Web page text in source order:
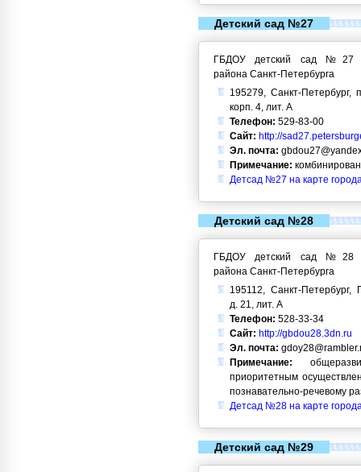
Детский сад №27
ГБДОУ детский сад №27
района Санкт-Петербурга
195279, Санкт-Петербург,
корп. 4, лит. А
Телефон: 529-83-00
Сайт: http://
Эл. почта:
Примечание:
Детсад №27 на карте
Детский сад №28
ГБДОУ детский сад №28
района Санкт-Петербурга
195112, Санкт-Петербург,
д. 21, лит. А
Телефон: 528-33-34
Сайт: http://gbdou28.3dn.ru
Эл. почта:
Примечание:
приоритетным
познавательно-речевому
Детсад №28 на карте
Детский сад №29